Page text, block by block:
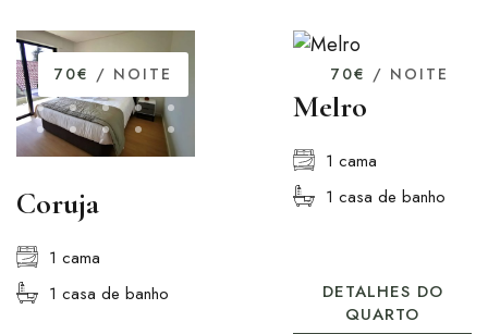
70€ / NOITE
Coruja
1 cama
1 casa de banho
70€ / NOITE
Melro
1 cama
1 casa de banho
DETALHES DO
QUARTO